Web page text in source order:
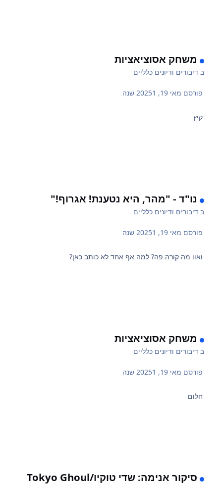
משחק אסוציאציות
בדיבורים ודיונים כלליים
פורסם מאי 19, 2025 1 שנה
קיץ
נו"ד - "מהר, היא נטענת! אגרוף!"
בדיבורים ודיונים כלליים
פורסם מאי 19, 2025 1 שנה
ואוו מה קורה פה? למה אף אחד לא כותב כאן?
משחק אסוציאציות
בדיבורים ודיונים כלליים
פורסם מאי 19, 2025 1 שנה
חלום
סיקור אנימה: שדי טוקיו/Tokyo Ghoul